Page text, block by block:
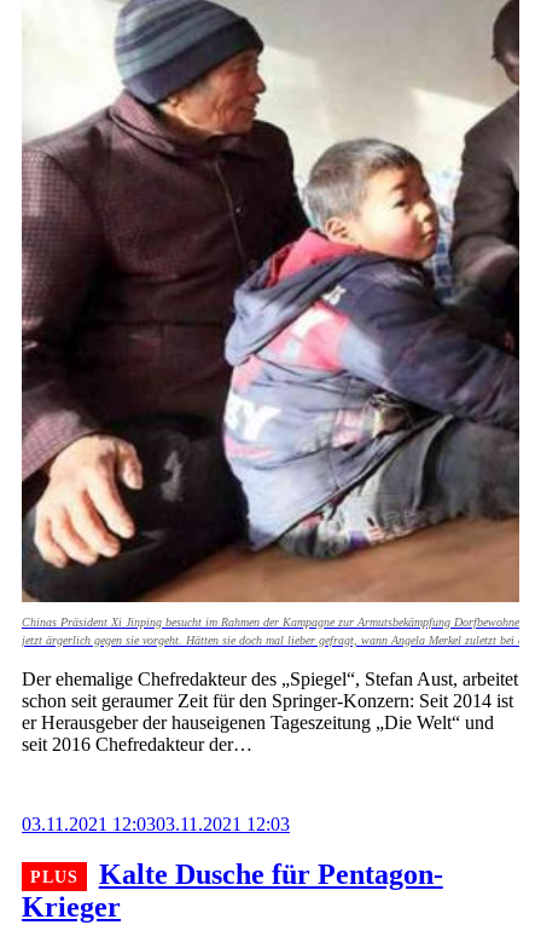
Chinas Präsident Xi Jinping besucht im Rahmen der Kampagne zur Armutsbekämpfung Dorfbewohner
jetzt ärgerlich gegen sie vorgeht. Hätten sie doch mal lieber gefragt, wann Angela Merkel zuletzt bei
Der ehemalige Chefredakteur des „Spiegel“, Stefan Aust, arbeitet
schon seit geraumer Zeit für den Springer-Konzern: Seit 2014 ist
er Herausgeber der hauseigenen Tageszeitung „Die Welt“ und
seit 2016 Chefredakteur der…
Kalte Dusche für Pentagon-
Krieger
03.11.2021 12:0303.11.2021 12:03